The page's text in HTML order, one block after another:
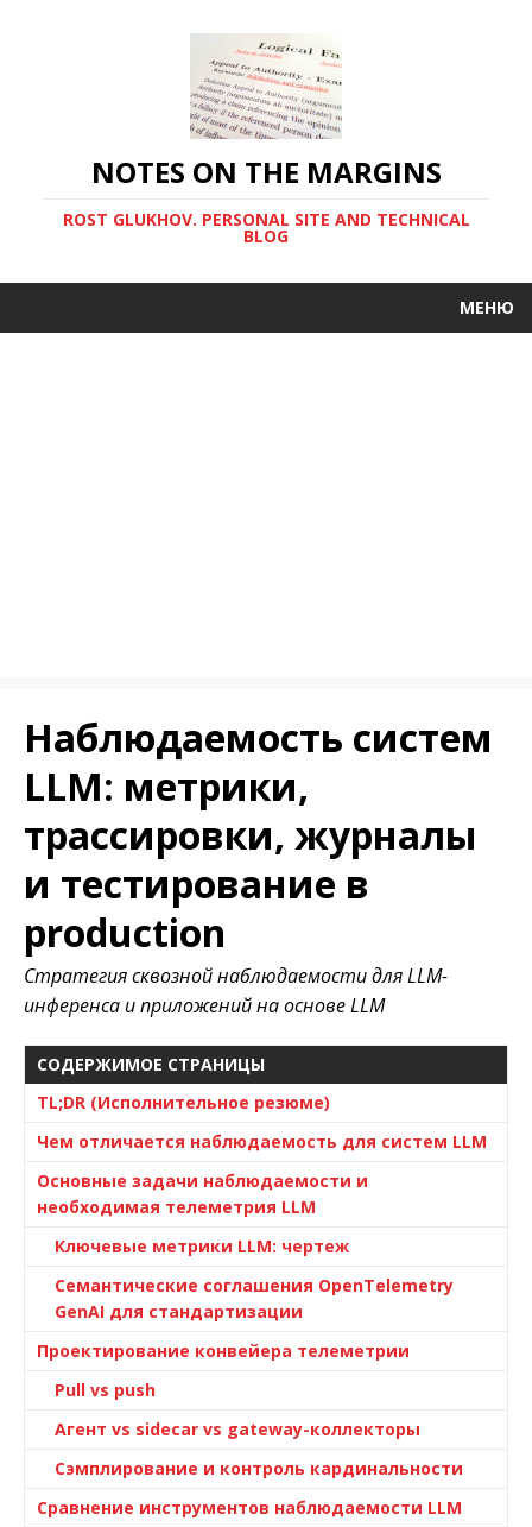
NOTES ON THE MARGINS
ROST GLUKHOV. PERSONAL SITE AND TECHNICAL
BLOG
МЕНЮ
Наблюдаемость систем
LLM: метрики,
трассировки, журналы
и тестирование в
production
Стратегия сквозной наблюдаемости для LLM-
инференса и приложений на основе LLM
СОДЕРЖИМОЕ СТРАНИЦЫ
TL;DR (Исполнительное резюме)
Чем отличается наблюдаемость для систем LLM
Основные задачи наблюдаемости и
необходимая телеметрия LLM
Ключевые метрики LLM: чертеж
Семантические соглашения OpenTelemetry
GenAI для стандартизации
Проектирование конвейера телеметрии
Pull vs push
Агент vs sidecar vs gateway-коллекторы
Сэмплирование и контроль кардинальности
Сравнение инструментов наблюдаемости LLM